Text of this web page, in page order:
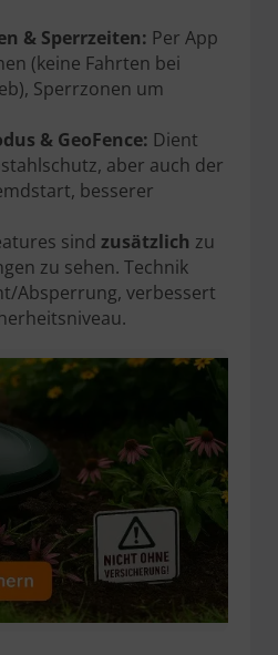
& Sperrzeiten: Per App
(keine Fahrten bei
Sperrzonen um
& GeoFence: Dient
aber auch der
besserer
sind zusätzlich zu
zu sehen. Technik
Absperrung, verbessert